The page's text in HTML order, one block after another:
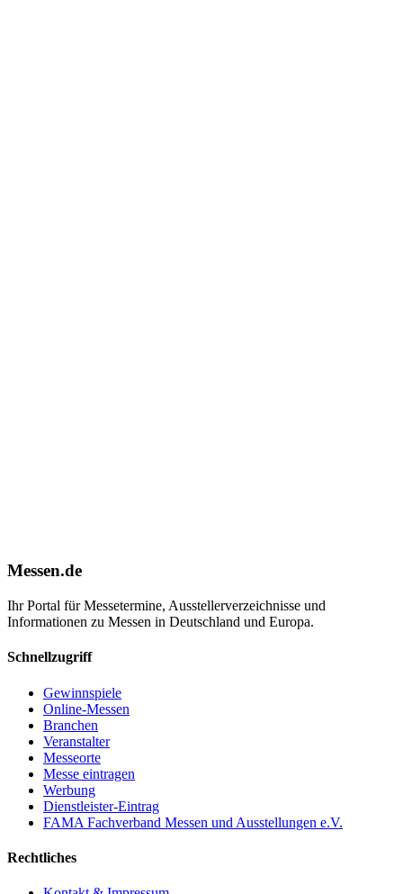
Messen.de
Ihr Portal für Messetermine, Ausstellerverzeichnisse und
Informationen zu Messen in Deutschland und Europa.
Schnellzugriff
Gewinnspiele
Online-Messen
Branchen
Veranstalter
Messeorte
Messe eintragen
Werbung
Dienstleister-Eintrag
FAMA Fachverband Messen und Ausstellungen e.V.
Rechtliches